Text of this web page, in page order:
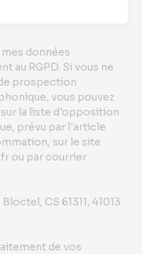
données
au RGPD. Si vous ne
prospection
vous pouvez
la liste d'opposition
prévu par l'article
sur le site
ou par courrier
CS 61311, 41013
de vos